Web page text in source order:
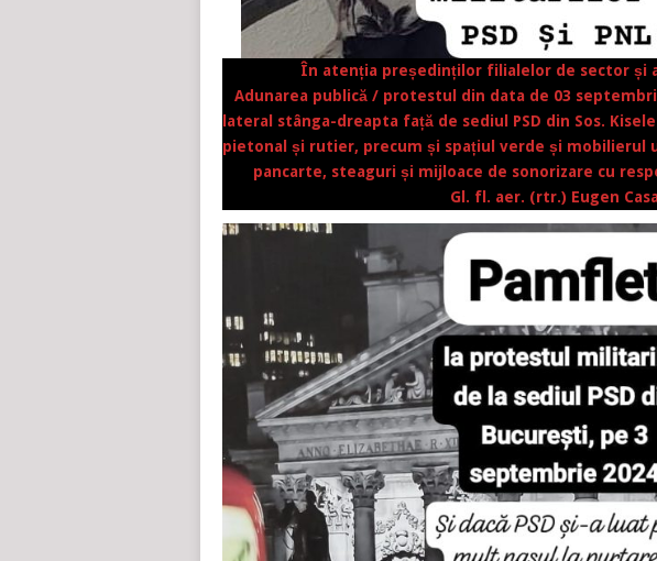
În atenția președinților filialelor de sector și
Adunarea publică / protestul din data de 03
lateral stânga-dreapta față de sediul PSD din Sos.
pietonal și rutier, precum și spațiul verde și mobilierul
pancarte, steaguri și mijloace de sonorizare cu
Gl. fl. aer. (rtr.) Eugen